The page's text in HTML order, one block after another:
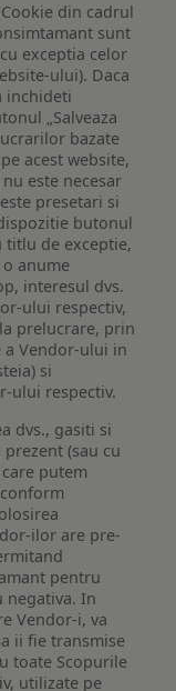
din cadrul
sunt
exceptia celor
ului). Daca
inchideti
„Salveaza
bazate
acest website,
este necesar
presetari si
butonul
titlu de exceptie,
anume
interesul dvs.
ului respectiv,
prelucrare, prin
Vendor-ului in
si
ului respectiv.
dvs., gasiti si
(sau cu
putem
ilor are pre-
pentru
negativa. In
Vendor-i, va
ii fie transmise
toate Scopurile
utilizate pe